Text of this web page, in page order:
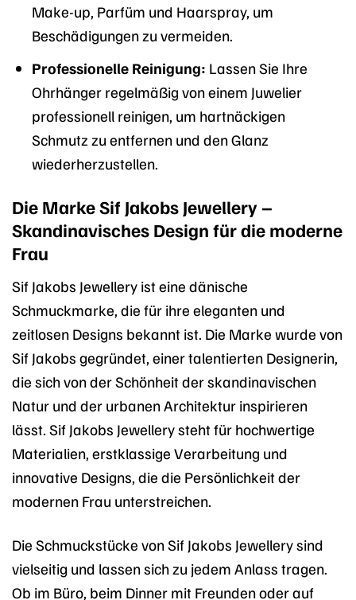
Make-up, Parfüm und Haarspray, um
Beschädigungen zu vermeiden.
Professionelle Reinigung: Lassen Sie Ihre
Ohrhänger regelmäßig von einem Juwelier
professionell reinigen, um hartnäckigen
Schmutz zu entfernen und den Glanz
wiederherzustellen.
Die Marke Sif Jakobs Jewellery –
Skandinavisches Design für die moderne
Frau
Sif Jakobs Jewellery ist eine dänische
Schmuckmarke, die für ihre eleganten und
zeitlosen Designs bekannt ist. Die Marke wurde von
Sif Jakobs gegründet, einer talentierten Designerin,
die sich von der Schönheit der skandinavischen
Natur und der urbanen Architektur inspirieren
lässt. Sif Jakobs Jewellery steht für hochwertige
Materialien, erstklassige Verarbeitung und
innovative Designs, die die Persönlichkeit der
modernen Frau unterstreichen.
Die Schmuckstücke von Sif Jakobs Jewellery sind
vielseitig und lassen sich zu jedem Anlass tragen.
Ob im Büro, beim Dinner mit Freunden oder auf